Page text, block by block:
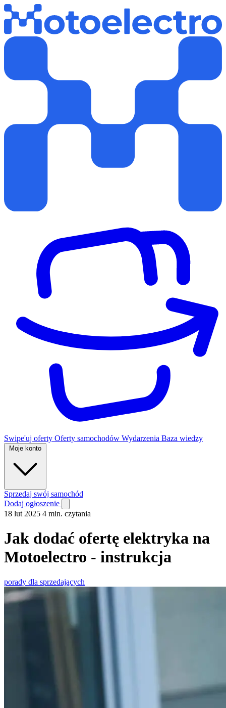
Swipe'uj oferty Oferty samochodów Wydarzenia Baza wiedzy
Moje konto
Sprzedaj swój samochód
Dodaj ogłoszenie
18 lut 2025 4 min. czytania
Jak dodać ofertę elektryka na
Motoelectro - instrukcja
porady dla sprzedających